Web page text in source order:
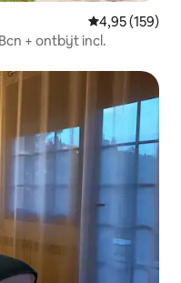
Gemiddelde
4,95 (159)
+ ontbijt incl.